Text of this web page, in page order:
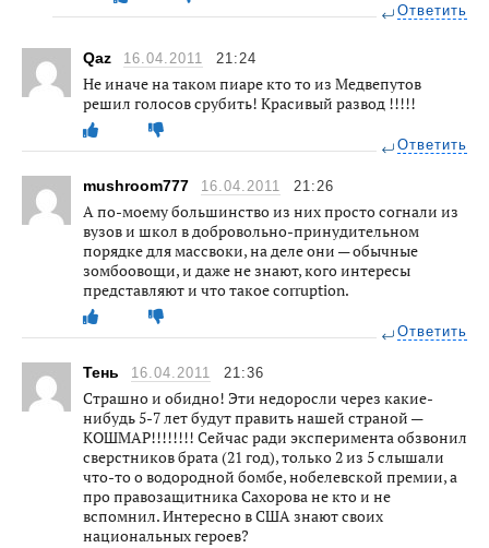
Ответить
Qaz 16.04.2011 21:24
Не иначе на таком пиаре кто то из Медвепутов
решил голосов срубить! Красивый развод !!!!!
Ответить
mushroom777 16.04.2011 21:26
А по-моему большинство из них просто согнали из
вузов и школ в добровольно-принудительном
порядке для массвоки, на деле они — обычные
зомбоовощи, и даже не знают, кого интересы
представляют и что такое corruption.
Ответить
Тень 16.04.2011 21:36
Страшно и обидно! Эти недоросли через какие-
нибудь 5-7 лет будут править нашей страной —
КОШМАР!!!!!!!! Сейчас ради эксперимента обзвонил
сверстников брата (21 год), только 2 из 5 слышали
что-то о водородной бомбе, нобелевской премии, а
про правозащитника Сахорова не кто и не
вспомнил. Интересно в США знают своих
национальных героев?